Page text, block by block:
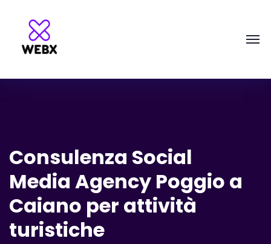
Consulenza Social
Media Agency Poggio a
Caiano per attività
turistiche